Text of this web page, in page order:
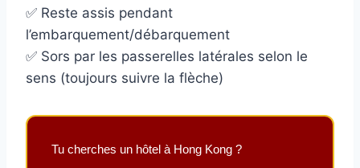
✅ Reste assis pendant
l’embarquement/débarquement
✅ Sors par les passerelles latérales selon le
sens (toujours suivre la flèche)
Tu cherches un hôtel à Hong Kong ?